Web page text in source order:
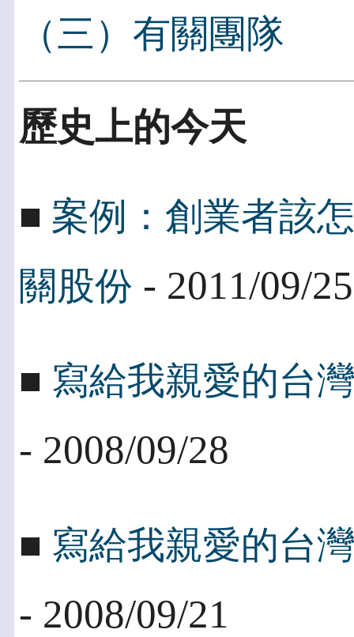
（三）有關團隊
歷史上的今天
■ 案例：創業者該
關股份 - 2011/09/25
■ 寫給我親愛的台
- 2008/09/28
■ 寫給我親愛的台
- 2008/09/21